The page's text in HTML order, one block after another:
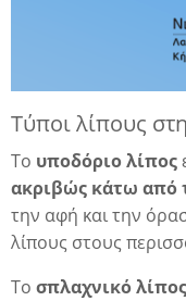
Τύποι λίπους
Το υποδόριολίπος
ακριβώς κάτω από
την αφή και την
λίπους στους
Το σπλαχνικόλίπος